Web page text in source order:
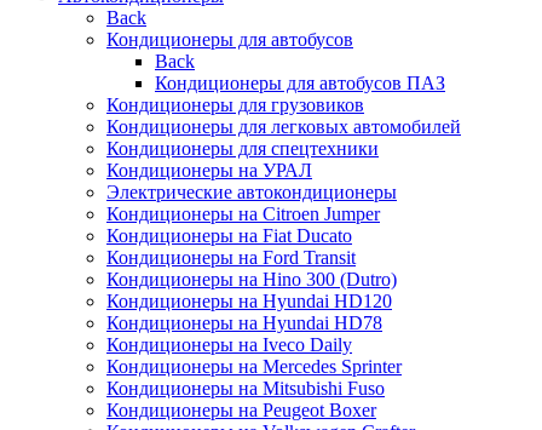
Back
Кондиционеры для автобусов
Back
Кондиционеры для автобусов ПАЗ
Кондиционеры для грузовиков
Кондиционеры для легковых автомобилей
Кондиционеры для спецтехники
Кондиционеры на УРАЛ
Электрические автокондиционеры
Кондиционеры на Citroen Jumper
Кондиционеры на Fiat Ducato
Кондиционеры на Ford Transit
Кондиционеры на Hino 300 (Dutro)
Кондиционеры на Hyundai HD120
Кондиционеры на Hyundai HD78
Кондиционеры на Iveco Daily
Кондиционеры на Mercedes Sprinter
Кондиционеры на Mitsubishi Fuso
Кондиционеры на Peugeot Boxer